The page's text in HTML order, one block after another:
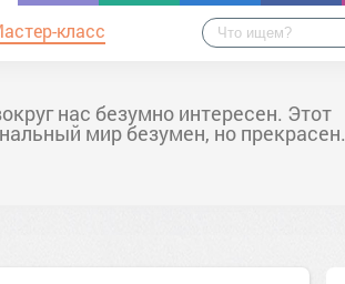
класс
нас безумно интересен. Этот
мир безумен, но прекрасен.